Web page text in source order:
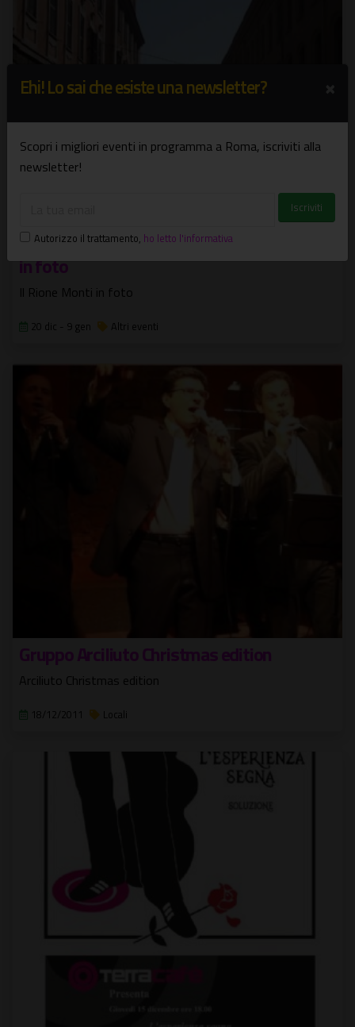
Roma che cambia la storia del Rione Monti
in foto
Il Rione Monti in foto
20 dic - 9 gen Altri eventi
Gruppo Arciliuto Christmas edition
Arciliuto Christmas edition
18/12/2011 Locali
Ehi! Lo sai che esiste una newsletter?
Scopri i migliori eventi in programma a Roma, iscriviti alla
newsletter!
Autorizzo il trattamento, ho letto l'informativa